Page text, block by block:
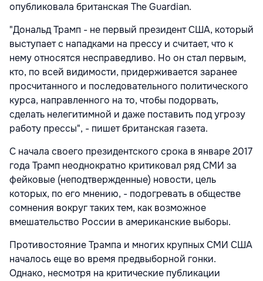
опубликовала британская The Guardian.
"Дональд Трамп - не первый президент США, который
выступает с нападками на прессу и считает, что к
нему относятся несправедливо. Но он стал первым,
кто, по всей видимости, придерживается заранее
просчитанного и последовательного политического
курса, направленного на то, чтобы подорвать,
сделать нелегитимной и даже поставить под угрозу
работу прессы", - пишет британская газета.
С начала своего президентского срока в январе 2017
года Трамп неоднократно критиковал ряд СМИ за
фейковые (неподтвержденные) новости, цель
которых, по его мнению, - подогревать в обществе
сомнения вокруг таких тем, как возможное
вмешательство России в американские выборы.
Противостояние Трампа и многих крупных СМИ США
началось еще во время предвыборной гонки.
Однако, несмотря на критические публикации